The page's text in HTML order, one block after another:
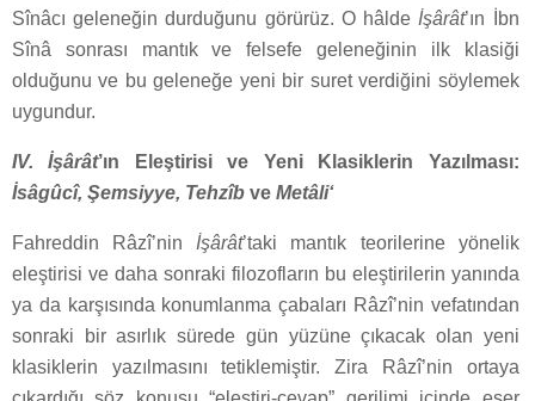
Sînâcı geleneğin durduğunu görürüz. O hâlde İşârât’ın İbn
Sînâ sonrası mantık ve felsefe geleneğinin ilk klasiği
olduğunu ve bu geleneğe yeni bir suret verdiğini söylemek
uygundur.
IV. İşârât’ın Eleştirisi ve Yeni Klasiklerin Yazılması:
İsâgûcî, Şemsiyye, Tehzîb ve Metâli‘
Fahreddin Râzî’nin İşârât’taki mantık teorilerine yönelik
eleştirisi ve daha sonraki filozofların bu eleştirilerin yanında
ya da karşısında konumlanma çabaları Râzî’nin vefatından
sonraki bir asırlık sürede gün yüzüne çıkacak olan yeni
klasiklerin yazılmasını tetiklemiştir. Zira Râzî’nin ortaya